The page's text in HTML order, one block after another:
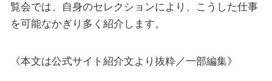
覧会では、自身のセレクションにより、こうした仕事
を可能なかぎり多く紹介します。
《本文は公式サイト紹介文より抜粋／一部編集》